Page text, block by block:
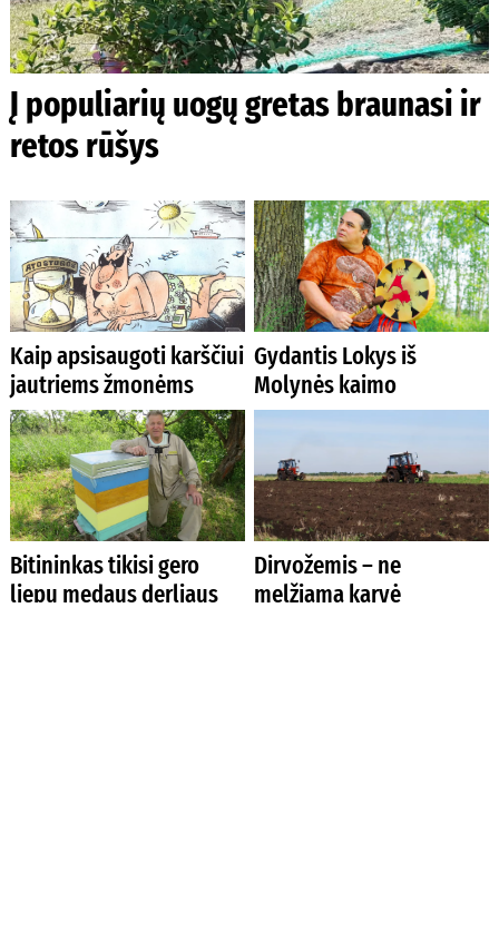
Į populiarių uogų gretas braunasi ir
retos rūšys
Kaip apsisaugoti karščiui
jautriems žmonėms
Gydantis Lokys iš
Molynės kaimo
Bitininkas tikisi gero
liepų medaus derliaus
Dirvožemis – ne
melžiama karvė